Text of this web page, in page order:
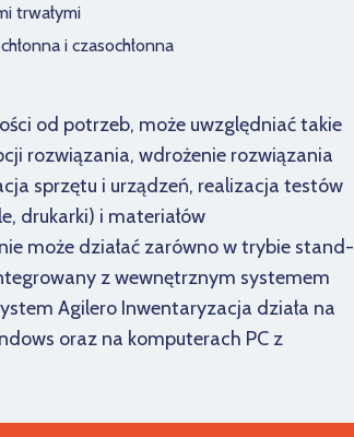
trwałymi
i czasochłonna
od potrzeb, może uwzględniać takie
rozwiązania, wdrożenie rozwiązania
sprzętu i urządzeń, realizacja testów
drukarki) i materiałów
może działać zarówno w trybie stand-
z wewnętrznym systemem
Agilero Inwentaryzacja działa na
oraz na komputerach PC z